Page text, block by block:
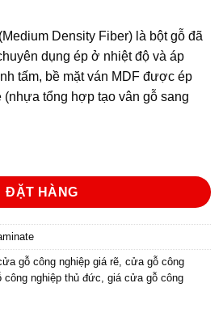
Density Fiber) là bột gỗ đã
dụng ép ở nhiệt độ và áp
tấm, bề mặt ván MDF được ép
tổng hợp tạo vân gỗ sang
phủ laminate KD.l4M1 số lượng
ĐẶT HÀNG
gỗ công nghiệp giá rẽ, cửa gỗ công
công nghiệp thủ đức, giá cửa gỗ công